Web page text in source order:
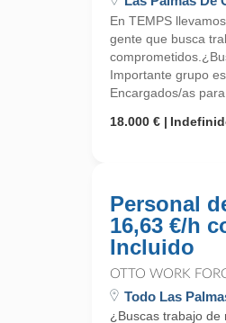
En TEMPS
gente que busca
Importante grupo
Encargados/as para
18.000 €
Personal
16,63 €/h
Incluido
OTTO WORK
Todo Las
¿Buscas trabajo de